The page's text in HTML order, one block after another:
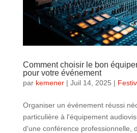
Comment choisir le bon
pour votre événement
par kemener| Juil 14, 2025 |
Organiser un événement réussi
particulière à l'équipement
d'une conférence professionnelle,